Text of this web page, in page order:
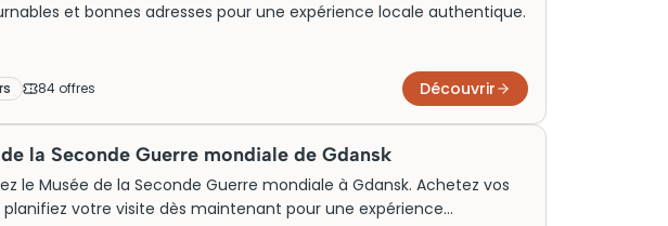
et bonnes adresses pour une expérience locale authentique.
84 offres Découvrir
la Seconde Guerre mondiale de Gdansk
le Musée de la Seconde Guerre mondiale à Gdansk. Achetez vos
votre visite dès maintenant pour une expérience